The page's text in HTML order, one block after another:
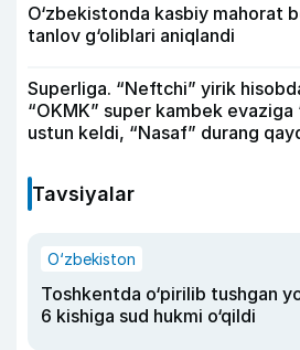
O‘zbekistonda kasbiy mahorat
tanlov g‘oliblari aniqlandi
Superliga. “Neftchi” yirik
“OKMK” super kambek evaziga
ustun keldi, “Nasaf” durang
Tavsiyalar
O‘zbekiston
Toshkentda o‘pirilib tushgan
6 kishiga sud hukmi o‘qildi